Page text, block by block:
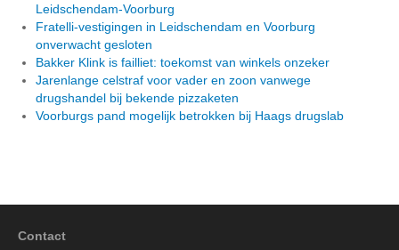
Leidschendam-Voorburg
Fratelli-vestigingen in Leidschendam en Voorburg
onverwacht gesloten
Bakker Klink is failliet: toekomst van winkels onzeker
Jarenlange celstraf voor vader en zoon vanwege
drugshandel bij bekende pizzaketen
Voorburgs pand mogelijk betrokken bij Haags drugslab
Contact